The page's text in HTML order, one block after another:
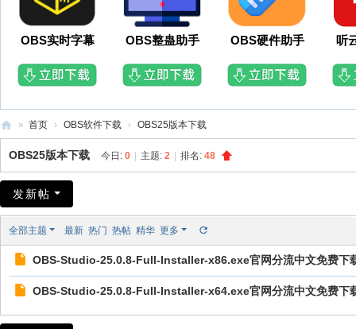
OBS实时字幕 OBS整蛊助手 OBS硬件助手 听
B
插
» 首页 › OBS软件下载 › OBS25版本下载
OBS25版本下载 今日: 0 主题: 2 排名: 48
发新帖
全部主题 最新 热门 热帖 精华 更多
OBS-Studio-25.0.8-Full-Installer-x86.exe官网分流中文免费下
OBS-Studio-25.0.8-Full-Installer-x64.exe官网分流中文免费下